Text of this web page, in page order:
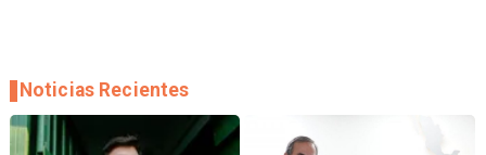
Noticias Recientes